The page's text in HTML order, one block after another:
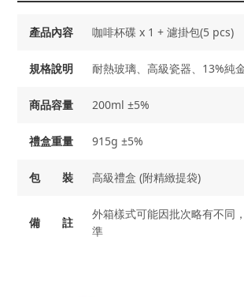
產品內容 咖啡杯碟 x 1 + 濾掛包(5 pcs)
規格說明 耐熱玻璃、高級瓷器、13%純
商品容量 200ml ±5%
禮盒重量 915g ±5%
包 裝 高級禮盒 (附精緻提袋)
備 註
外箱樣式可能因批次略有不同
準